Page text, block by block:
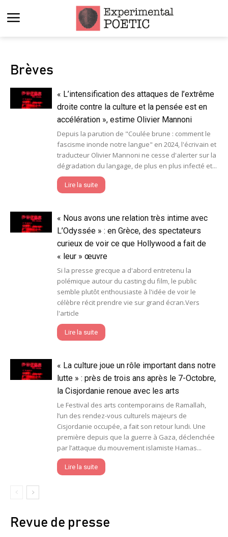
Brèves
« L’intensification des attaques de l’extrême
droite contre la culture et la pensée est en
accélération », estime Olivier Mannoni
Depuis la parution de "Coulée brune : comment le
fascisme inonde notre langue" en 2024, l'écrivain et
traducteur Olivier Mannoni ne cesse d'alerter sur la
dégradation du langage, de plus en plus infecté et...
Lire la suite
« Nous avons une relation très intime avec
L’Odyssée » : en Grèce, des spectateurs
curieux de voir ce que Hollywood a fait de
« leur » œuvre
Si la presse grecque a d'abord entretenu la
polémique autour du casting du film, le public
semble plutôt enthousiaste à l'idée de voir le
célèbre récit prendre vie sur grand écran.Vers
l'article
Lire la suite
« La culture joue un rôle important dans notre
lutte » : près de trois ans après le 7-Octobre,
la Cisjordanie renoue avec les arts
Le Festival des arts contemporains de Ramallah,
l’un des rendez-vous culturels majeurs de
Cisjordanie occupée, a fait son retour lundi. Une
première depuis que la guerre à Gaza, déclenchée
par l’attaque du mouvement islamiste Hamas...
Lire la suite
Revue de presse